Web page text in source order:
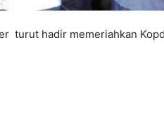
turut hadir memeriahkan